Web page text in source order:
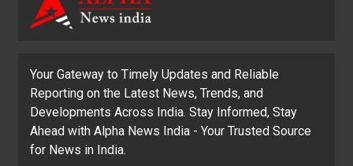
Your Gateway to Timely Updates and Reliable
Reporting on the Latest News, Trends, and
Developments Across India. Stay Informed, Stay
Ahead with Alpha News India - Your Trusted Source
for News in India.